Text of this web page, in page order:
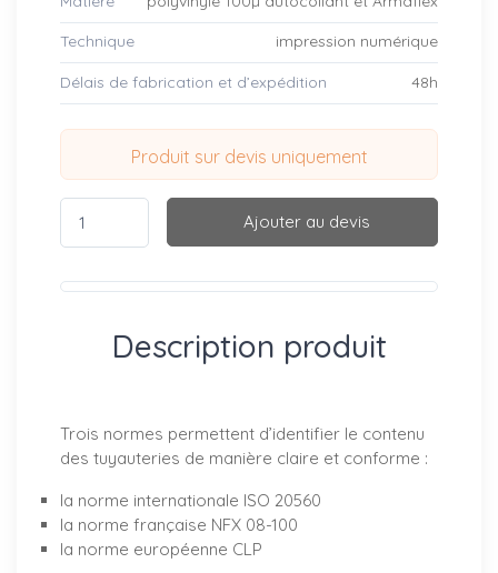
Technique impression numérique
Délais de fabrication et d’expédition 48h
Produit sur devis uniquement
Ajouter au devis
Description produit
Trois normes permettent d’identifier le contenu
des tuyauteries de manière claire et conforme :
la norme internationale ISO 20560
la norme française NFX 08-100
la norme européenne CLP